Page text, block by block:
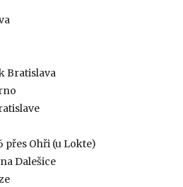
Bratislava
přes Ohři (u Lokte)
Dalešice